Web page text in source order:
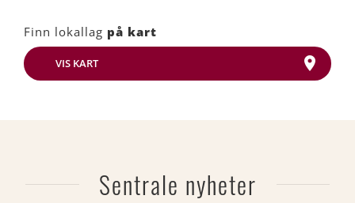
Finn lokallag på kart
VIS KART
Sentrale nyheter